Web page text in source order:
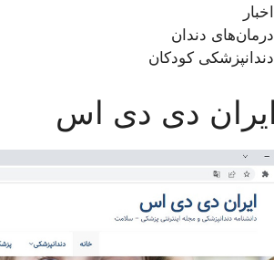
اخبار
درمان‌های دندان
دندانپزشکی کودکان